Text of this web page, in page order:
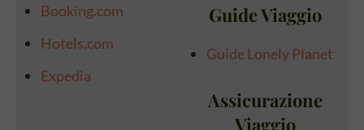
Booking.com
Hotels.com
Expedia
Guide Viaggio
Guide Lonely Planet
Assicurazione
Viaggio